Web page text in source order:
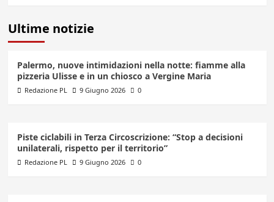
Ultime notizie
Palermo, nuove intimidazioni nella notte: fiamme alla
pizzeria Ulisse e in un chiosco a Vergine Maria
Redazione PL 9 Giugno 2026 0
Piste ciclabili in Terza Circoscrizione: “Stop a decisioni
unilaterali, rispetto per il territorio”
Redazione PL 9 Giugno 2026 0